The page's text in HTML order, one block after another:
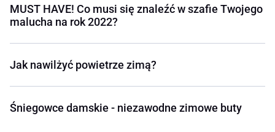
MUST HAVE! Co musi się znaleźć w szafie Twojego
malucha na rok 2022?
Jak nawilżyć powietrze zimą?
Śniegowce damskie - niezawodne zimowe buty